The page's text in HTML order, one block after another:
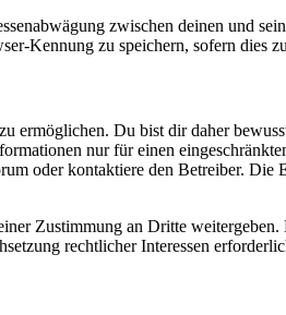
zwischen deinen und
Kennung zu speichern, sofern dies
ermöglichen. Du bist dir daher
nur für einen
oder kontaktiere den Betreiber.
Zustimmung an Dritte
rechtlicher Interessen